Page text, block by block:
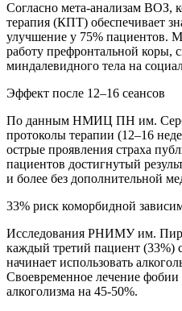
Согласно мета-анализам ВОЗ,
терапия (КПТ) обеспечивает
улучшение у 75% пациентов.
работу префронтальной коры,
миндалевидного тела на
Эффект после 12–16 сеансов
По данным НМИЦ ПН им.
протоколы терапии (12–16
острые проявления страха
пациентов достигнутый
и более без дополнительной
33% риск коморбидной
Исследования РНИМУ им.
каждый третий пациент (33%)
начинает использовать
Своевременное лечение фобии
алкоголизма на 45-50%.